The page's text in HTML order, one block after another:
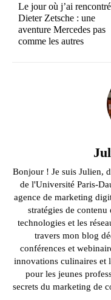
Le jour où j’ai rencontré
Dieter Zetsche : une
aventure Mercedes pas
comme les autres
Bonjour ! Je suis Julien,
de l'Université Paris-
agence de marketing
stratégies de contenu
technologies et les
travers mon blog
conférences et
innovations culinaires et
pour les jeunes
secrets du marketing de